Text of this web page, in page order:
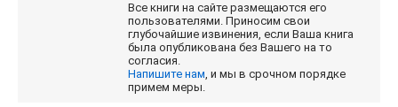
Все книги на сайте размещаются его
пользователями. Приносим свои
глубочайшие извинения, если Ваша книга
была опубликована без Вашего на то
согласия.
Напишите нам, и мы в срочном порядке
примем меры.